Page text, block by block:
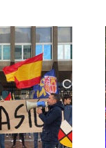
las
contra el
LA AMNISTÍA